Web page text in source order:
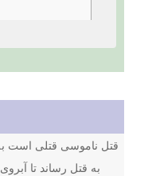
قتل ناموسی قتلی است
به قتل رساند تا